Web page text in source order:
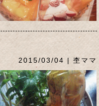
2015/03/04 | 杢ママ